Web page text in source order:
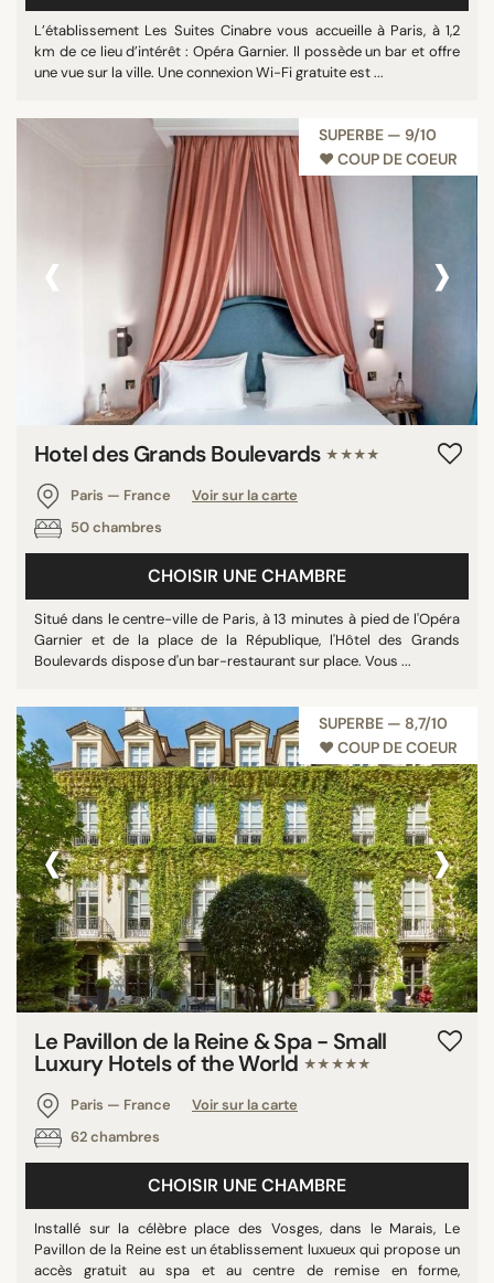
L’établissement Les Suites Cinabre vous accueille à Paris, à 1,2
km de ce lieu d’intérêt : Opéra Garnier. Il possède un bar et offre
une vue sur la ville. Une connexion Wi-Fi gratuite est ...
SUPERBE — 9/10
♥︎ COUP DE COEUR
‹ ›
Hotel des Grands Boulevards ★★★★
Paris — France
Voir sur la carte
50 chambres
CHOISIR UNE CHAMBRE
Situé dans le centre-ville de Paris, à 13 minutes à pied de l'Opéra
Garnier et de la place de la République, l'Hôtel des Grands
Boulevards dispose d'un bar-restaurant sur place. Vous ...
SUPERBE — 8,7/10
♥︎ COUP DE COEUR
‹ ›
Le Pavillon de la Reine & Spa - Small
Luxury Hotels of the World ★★★★★
Paris — France
Voir sur la carte
62 chambres
CHOISIR UNE CHAMBRE
Installé sur la célèbre place des Vosges, dans le Marais, Le
Pavillon de la Reine est un établissement luxueux qui propose un
accès gratuit au spa et au centre de remise en forme,